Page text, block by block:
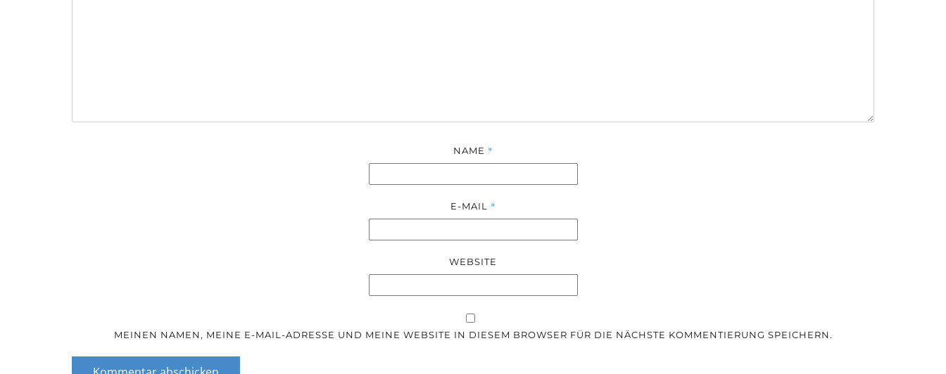
NAME *
E-MAIL *
WEBSITE
MEINEN NAMEN, MEINE E-MAIL-ADRESSE UND MEINE WEBSITE IN DIESEM BROWSER FÜR DIE NÄCHSTE KOMMENTIERUNG SPEICHERN.